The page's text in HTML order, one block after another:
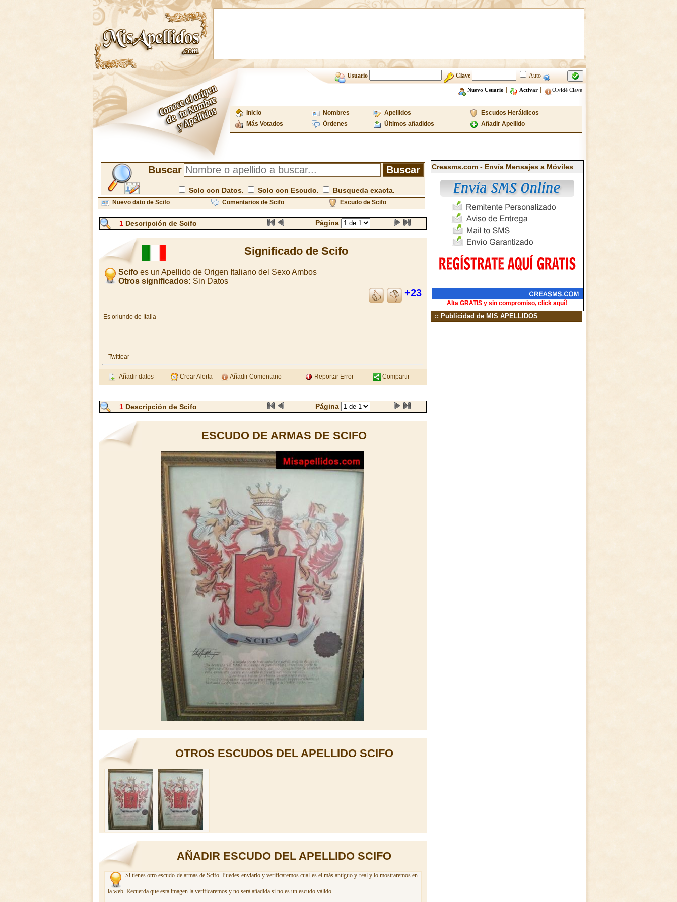
Usuario Clave Auto
Nuevo Usuario | Activar| Olvidé Clave
Inicio Nombres Apellidos
Escudos Heráldicos
Más Votados
Órdenes Últimos añadidos Añadir Apellido
Buscar
Solo con Datos. Solo con Escudo. Busqueda exacta.
Nuevo dato de Scifo Comentarios de Scifo Escudo de Scifo
1Descripción de Scifo Página
Significado de Scifo
Scifo es un Apellido de Origen Italiano del Sexo Ambos
Otros significados: Sin Datos
+23
Es oriundo de Italia
Twittear
Añadir datos Crear Alerta Añadir Comentario Reportar Error Compartir
1Descripción de Scifo Página
ESCUDO DE ARMAS DE SCIFO
OTROS ESCUDOS DEL APELLIDO SCIFO
AÑADIR ESCUDO DEL APELLIDO SCIFO
Si tienes otro escudo de armas de Scifo. Puedes enviarlo y verificaremos cual es el más antiguo y real y lo mostraremos en
la web. Recuerda que esta imagen la verificaremos y no será añadida si no es un escudo válido.
Creasms.com - Envía Mensajes a Móviles
Alta GRATIS y sin compromiso, click aquí!
:: Publicidad de MIS APELLIDOS